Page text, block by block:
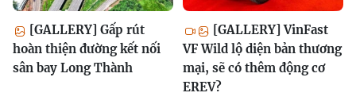
[GALLERY] Gấp rút
hoàn thiện đường kết nối
sân bay Long Thành
[GALLERY] VinFast
VF Wild lộ diện bản thương
mại, sẽ có thêm động cơ
EREV?